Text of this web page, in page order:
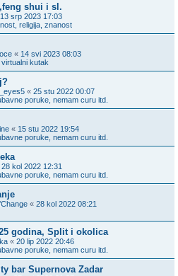
shui i sl.
13 srp 2023 17:03
religija, znanost
« 14 svi 2023 08:03
kutak
« 25 stu 2022 00:07
poruke, nemam curu itd.
« 15 stu 2022 19:54
poruke, nemam curu itd.
28 kol 2022 12:31
poruke, nemam curu itd.
« 28 kol 2022 08:21
godina, Split i okolica
« 20 lip 2022 20:46
poruke, nemam curu itd.
bar Supernova Zadar